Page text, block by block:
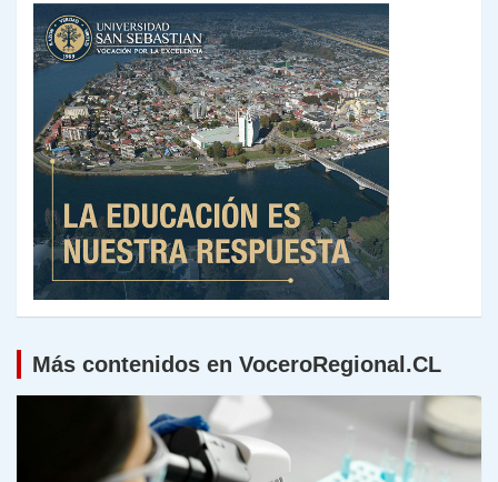
Más contenidos en VoceroRegional.CL